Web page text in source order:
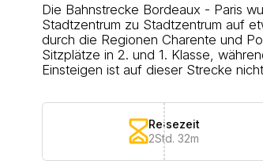
Die Bahnstrecke Bordeaux - Paris
Stadtzentrum zu Stadtzentrum auf
durch die Regionen Charente und
Sitzplätze in 2. und 1. Klasse,
Einsteigen ist auf dieser Strecke
Reisezeit
2Std. 32m